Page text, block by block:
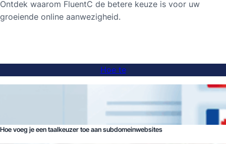
Ontdek waarom FluentC de betere keuze is voor uw
groeiende online aanwezigheid.
Hoe te
Hoe voeg je een taalkeuzer toe aan subdomeinwebsites